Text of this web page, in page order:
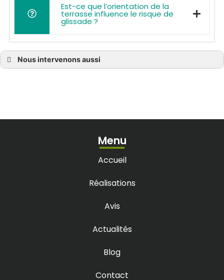
Est-ce que l’orientation de la
terrasse influence le risque de
glissade ?
Nous intervenons aussi
Terrasse bois Saint-Médard-en-Jalles
Menu
Accueil
Réalisations
Avis
Actualités
Blog
Contact